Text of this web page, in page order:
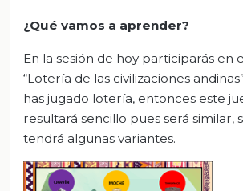
¿Qué vamos a aprender?
En la sesión de hoy participarás en
“Lotería de las civilizaciones
has jugado lotería, entonces este
resultará sencillo pues será similar,
tendrá algunas variantes.